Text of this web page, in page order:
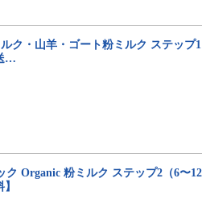
ク・山羊・ゴート粉ミルク ステップ
…
ク Organic 粉ミルク ステップ2（6〜